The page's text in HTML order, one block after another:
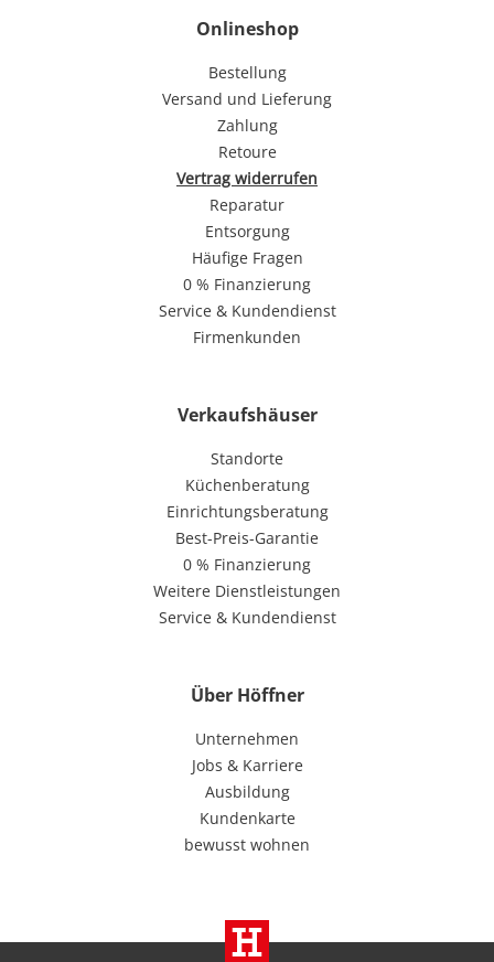
Onlineshop
Bestellung
Versand und Lieferung
Zahlung
Retoure
Vertrag widerrufen
Reparatur
Entsorgung
Häufige Fragen
0 % Finanzierung
Service & Kundendienst
Firmenkunden
Verkaufshäuser
Standorte
Küchenberatung
Einrichtungsberatung
Best-Preis-Garantie
0 % Finanzierung
Weitere Dienstleistungen
Service & Kundendienst
Über Höffner
Unternehmen
Jobs & Karriere
Ausbildung
Kundenkarte
bewusst wohnen